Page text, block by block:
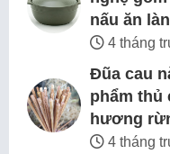
nấu ăn
4 tháng
Đũa cau
phẩm thủ
hương
4 tháng